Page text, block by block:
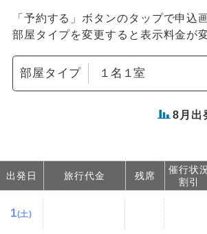
「予約する」ボタンのタップで申込
部屋タイプを変更すると表示料金が
部屋タイプ
8 月出
出発日 旅行代金 残席
催行状況
割引
1(土)